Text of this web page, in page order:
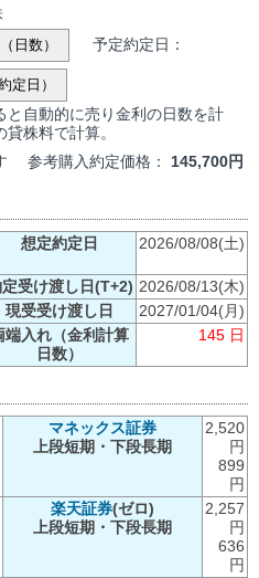
日数） 予定約定日：
定日）
自動的に売り金利の日数を計
株料で計算。
参考購入約定価格： 145,700円
想定約定日 2026/08/08(土)
受け渡し日(T+2) 2026/08/13(木)
現受受け渡し日
2027/01/04(月)
端入れ（金利計算
日数）
145 日
マネックス証券
上段短期・下段長期
2,520
円
899
円
楽天証券(ゼロ)
上段短期・下段長期
2,257
円
636
円